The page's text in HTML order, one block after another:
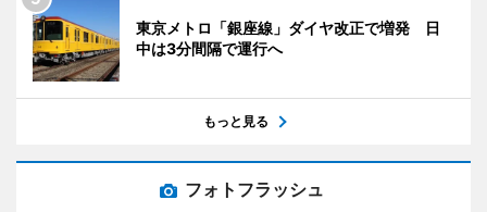
東京メトロ「銀座線」ダイヤ改正で増発 日
中は3分間隔で運行へ
もっと見る
フォトフラッシュ